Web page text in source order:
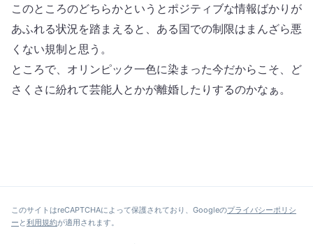
このところのどちらかというとポジティブな情報ばかりが
あふれる状況を踏まえると、ある国での制限はまんざら悪
くない規制と思う。
ところで、オリンピック一色に染まった今だからこそ、ど
さくさに紛れて芸能人とかが離婚したりするのかなぁ。
このサイトはreCAPTCHAによって保護されており、Googleのプライバシーポリシ
ー と利用規約が適用されます。